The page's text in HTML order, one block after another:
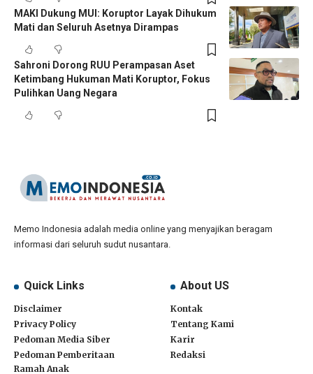
MAKI Dukung MUI: Koruptor Layak Dihukum
Mati dan Seluruh Asetnya Dirampas
Sahroni Dorong RUU Perampasan Aset
Ketimbang Hukuman Mati Koruptor, Fokus
Pulihkan Uang Negara
Memo Indonesia adalah media online yang menyajikan beragam
informasi dari seluruh sudut nusantara.
Quick Links
Disclaimer
Privacy Policy
Pedoman Media Siber
Pedoman Pemberitaan
Ramah Anak
About US
Kontak
Tentang Kami
Karir
Redaksi